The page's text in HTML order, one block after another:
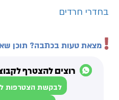
בחדרי חרדים
מצאת טעות בכתבה? תוכן
רוצים להצטרף
לבקשת הצטרפות